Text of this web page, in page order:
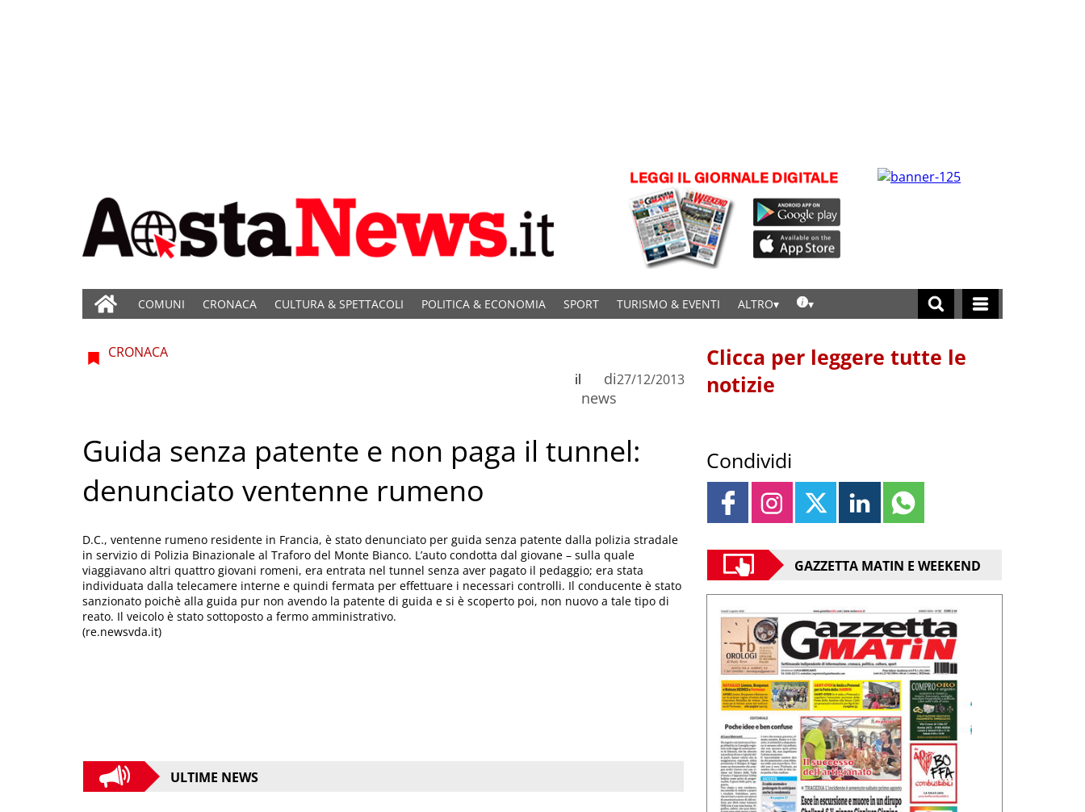
COMUNI CRONACA CULTURA & SPETTACOLI POLITICA & ECONOMIA SPORT TURISMO & EVENTI ALTRO
CRONACA
di
news
il 27/12/2013
Guida senza patente e non paga il tunnel:
denunciato ventenne rumeno
D.C., ventenne rumeno residente in Francia, è stato denunciato per guida senza patente dalla polizia stradale
in servizio di Polizia Binazionale al Traforo del Monte Bianco. L’auto condotta dal giovane – sulla quale
viaggiavano altri quattro giovani romeni, era entrata nel tunnel senza aver pagato il pedaggio; era stata
individuata dalla telecamere interne e quindi fermata per effettuare i necessari controlli. Il conducente è stato
sanzionato poichè alla guida pur non avendo la patente di guida e si è scoperto poi, non nuovo a tale tipo di
reato. Il veicolo è stato sottoposto a fermo amministrativo.
(re.newsvda.it)
ULTIME NEWS
Clicca per leggere tutte le
notizie
Condividi
GAZZETTA MATIN E WEEKEND